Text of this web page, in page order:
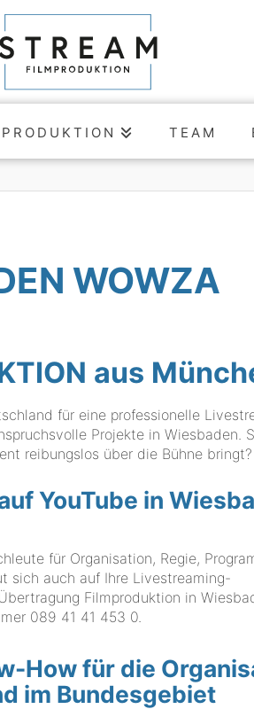
TEAM
WOWZA
aus
für eine professionelle
Projekte in Wiesbaden.
reibungslos über die Bühne
YouTube in
für Organisation, Regie,
sich auch auf Ihre Livestreaming-
Filmproduktion in
089 41 41 453 0
How für die
im Bundesgebiet